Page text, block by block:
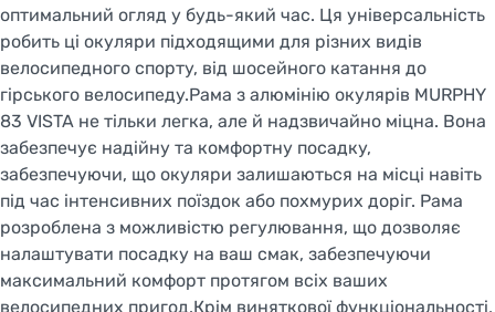
оптимальний огляд у будь-який час. Ця універсальність
робить ці окуляри підходящими для різних видів
велосипедного спорту, від шосейного катання до
гірського велосипеду.Рама з алюмінію окулярів MURPHY
83 VISTA не тільки легка, але й надзвичайно міцна. Вона
забезпечує надійну та комфортну посадку,
забезпечуючи, що окуляри залишаються на місці навіть
під час інтенсивних поїздок або похмурих доріг. Рама
розроблена з можливістю регулювання, що дозволяє
налаштувати посадку на ваш смак, забезпечуючи
максимальний комфорт протягом всіх ваших
велосипедних пригод.Крім виняткової функціональності,